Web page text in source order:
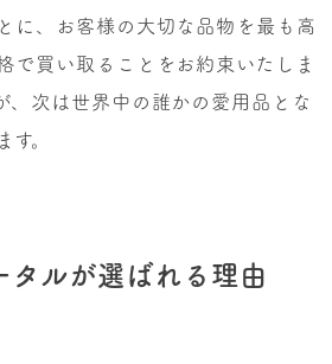
に、お客様の大切な品物を最も高
で買い取ることをお約束いたしま
、次は世界中の誰かの愛用品とな
す。
タルが選ばれる理由